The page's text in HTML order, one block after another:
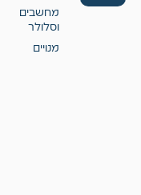
מחשבים
וסלולר
מנויים